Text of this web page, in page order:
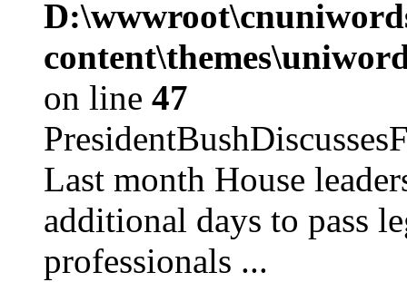
on line 47
Last month House
additional days to pass
professionals ...